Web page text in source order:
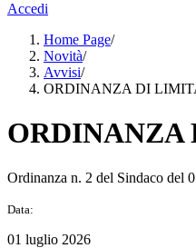
Accedi
Home Page/
Novità/
Avvisi/
ORDINANZA DI
ORDINANZA
Ordinanza n. 2 del Sindaco del
Data:
01 luglio 2026